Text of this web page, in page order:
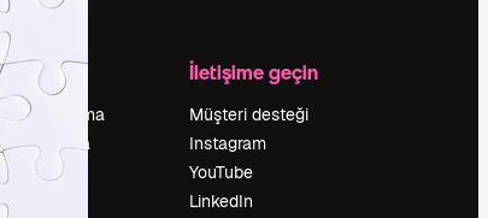
Şirket
Fiyatlandırma
Hakkımızda
Reviews
Kariyer
İletişime geçin
Müşteri desteği
Instagram
YouTube
LinkedIn